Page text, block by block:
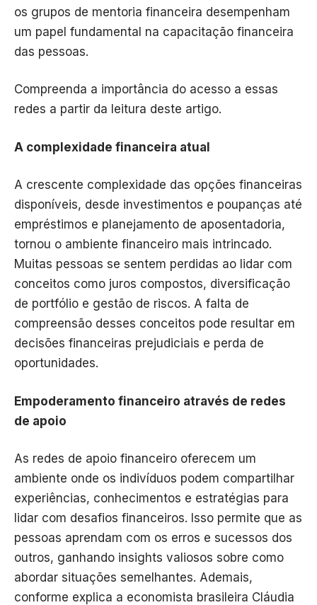
os grupos de mentoria financeira desempenham
um papel fundamental na capacitação financeira
das pessoas.
Compreenda a importância do acesso a essas
redes a partir da leitura deste artigo.
A complexidade financeira atual
A crescente complexidade das opções financeiras
disponíveis, desde investimentos e poupanças até
empréstimos e planejamento de aposentadoria,
tornou o ambiente financeiro mais intrincado.
Muitas pessoas se sentem perdidas ao lidar com
conceitos como juros compostos, diversificação
de portfólio e gestão de riscos. A falta de
compreensão desses conceitos pode resultar em
decisões financeiras prejudiciais e perda de
oportunidades.
Empoderamento financeiro através de redes
de apoio
As redes de apoio financeiro oferecem um
ambiente onde os indivíduos podem compartilhar
experiências, conhecimentos e estratégias para
lidar com desafios financeiros. Isso permite que as
pessoas aprendam com os erros e sucessos dos
outros, ganhando insights valiosos sobre como
abordar situações semelhantes. Ademais,
conforme explica a economista brasileira Cláudia